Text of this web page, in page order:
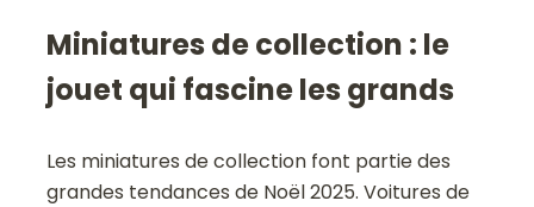
Miniatures de collection : le
jouet qui fascine les grands
Les miniatures de collection font partie des
grandes tendances de Noël 2025. Voitures de